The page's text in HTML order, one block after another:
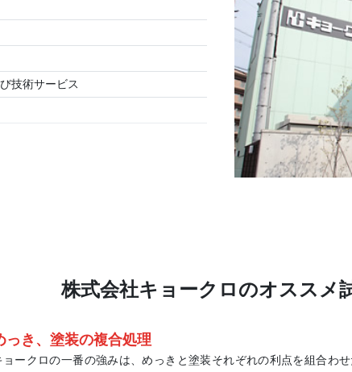
技術サービス
株式会社キョークロのオススメ
っき、塗装の複合処理
ョークロの一番の強みは、めっきと塗装それぞれの利点を組合わ